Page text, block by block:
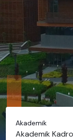
Akademik
Akademik Kadro